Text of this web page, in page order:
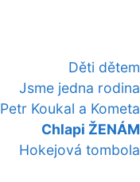
Děti dětem
Jsme jedna rodina
Petr Koukal a Kometa
Chlapi ŽENÁM
Hokejová tombola